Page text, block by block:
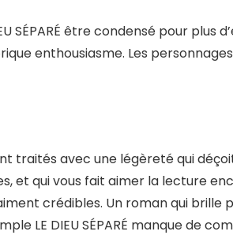
SÉPARÉ être condensé pour plus
enthousiasme. Les
traités avec une légèreté qui
et qui vous fait aimer la lecture
crédibles. Un roman qui
LE DIEU SÉPARÉ manque de